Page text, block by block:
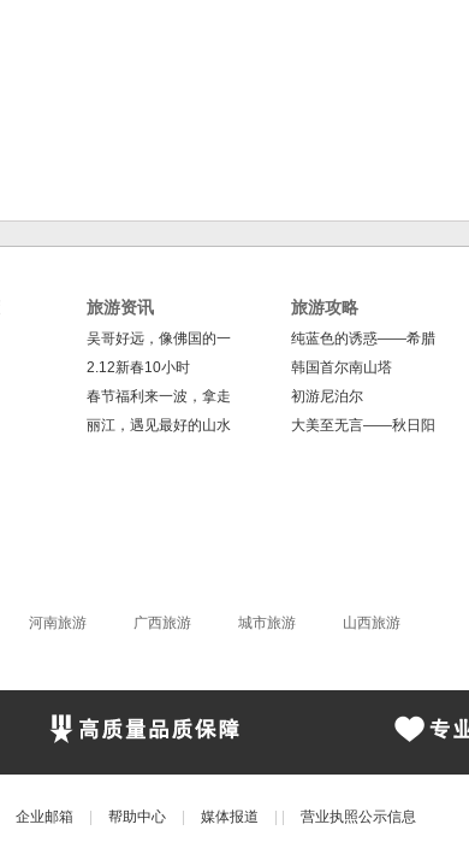
旅游资讯
吴哥好远，像佛国的一
2.12新春10小时
春节福利来一波，拿走
丽江，遇见最好的山水
旅游攻略
纯蓝色的诱惑——希腊
韩国首尔南山塔
初游尼泊尔
大美至无言——秋日阳
河南旅游 广西旅游 城市旅游
山西旅游
企业邮箱 帮助中心 媒体报道 营业执照公示信息